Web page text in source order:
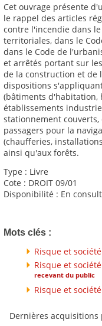
Cet ouvrage présente
le rappel des articles
contre l'incendie dans
territoriales, dans le
dans le Code de
et arrêtés portant sur
de la construction et de
dispositions
(bâtiments d'habitation,
établissements
stationnement couverts,
passagers pour la
(chaufferies,
ainsi qu'aux forêts.
Type : Livre
Cote : DROIT 09/01
Disponibilité : En
Mots clés :
Risque et société
Risque et société
recevant du public
Risque et société
Dernières acquisitions